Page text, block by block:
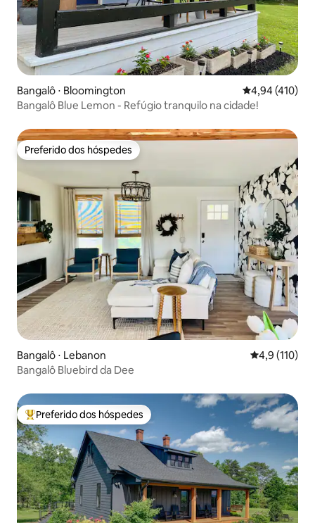
Bangalô ⋅ Bloomington 4,94 de uma
4,94 (410)
Bangalô Blue Lemon - Refúgio tranquilo na cidade!
Preferido dos hóspedes
Preferido dos hóspedes
Bangalô ⋅ Lebanon 4,9 de uma
4,9 (110)
Bangalô Bluebird da Dee
Entre os melhores preferidos dos hóspedes
Preferido dos hóspedes